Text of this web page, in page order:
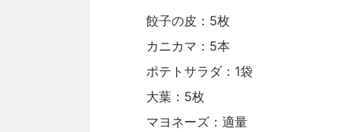
餃子の皮：5枚
カニカマ：5本
ポテトサラダ：1袋
大葉：5枚
マヨネーズ：適量